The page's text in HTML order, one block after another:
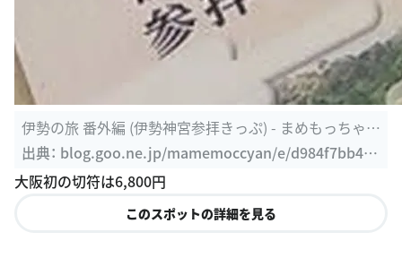
伊勢の旅 番外編 (伊勢神宮参拝きっぷ) - まめもっちゃん
のひとりごと。
出典： blog.goo.ne.jp/mamemoccyan/e/d984f7bb45e
92af37e43dde11c0ff9bf
大阪初の切符は6,800円
このスポットの詳細を見る